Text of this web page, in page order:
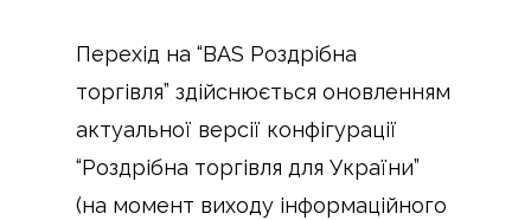
Перехід на “BAS Роздрібна
торгівля” здійснюється оновленням
актуальної версії конфігурації
“Роздрібна торгівля для України”
(на момент виходу інформаційного